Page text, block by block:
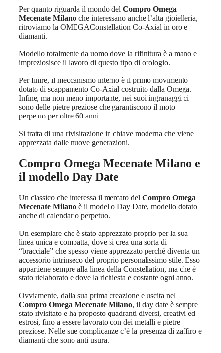
Per quanto riguarda il mondo del Compro Omega
Mecenate Milano che interessano anche l’alta gioielleria,
ritroviamo la OMEGAConstellation Co-Axial in oro e
diamanti.
Modello totalmente da uomo dove la rifinitura è a mano e
impreziosisce il lavoro di questo tipo di orologio.
Per finire, il meccanismo interno è il primo movimento
dotato di scappamento Co-Axial costruito dalla Omega.
Infine, ma non meno importante, nei suoi ingranaggi ci
sono delle pietre preziose che garantiscono il moto
perpetuo per oltre 60 anni.
Si tratta di una rivisitazione in chiave moderna che viene
apprezzata dalle nuove generazioni.
Compro Omega Mecenate Milano e
il modello Day Date
Un classico che interessa il mercato del Compro Omega
Mecenate Milano è il modello Day Date, modello dotato
anche di calendario perpetuo.
Un esemplare che è stato apprezzato proprio per la sua
linea unica e compatta, dove si crea una sorta di
“bracciale” che spesso viene apprezzato perché diventa un
accessorio intrinseco del proprio personalissimo stile. Esso
appartiene sempre alla linea della Constellation, ma che è
stato rielaborato e dove la richiesta è costante ogni anno.
Ovviamente, dalla sua prima creazione e uscita nel
Compro Omega Mecenate Milano, il day date è sempre
stato rivisitato e ha proposto quadranti diversi, creativi ed
estrosi, fino a essere lavorato con dei metalli e pietre
preziose. Nelle sue complicanze c’è la presenza di zaffiro e
diamanti che sono anti usura.